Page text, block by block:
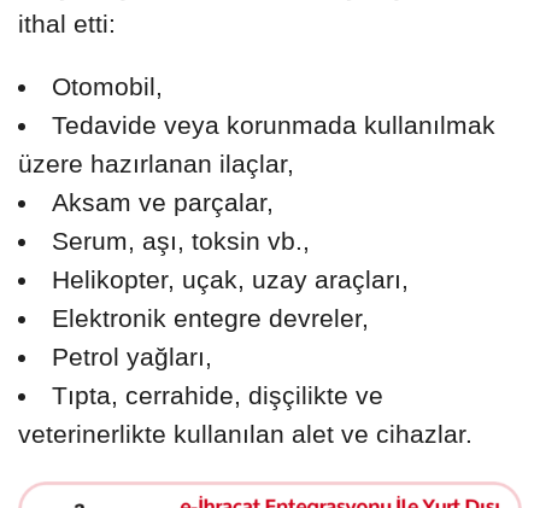
ithal etti:
Otomobil,
Tedavide veya korunmada kullanılmak
üzere hazırlanan ilaçlar,
Aksam ve parçalar,
Serum, aşı, toksin vb.,
Helikopter, uçak, uzay araçları,
Elektronik entegre devreler,
Petrol yağları,
Tıpta, cerrahide, dişçilikte ve
veterinerlikte kullanılan alet ve cihazlar.